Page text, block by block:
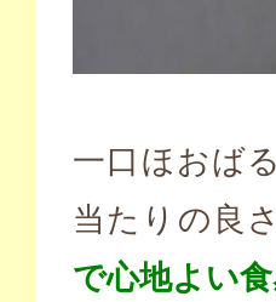
一口ほおば
当たりの良
で心地よい食